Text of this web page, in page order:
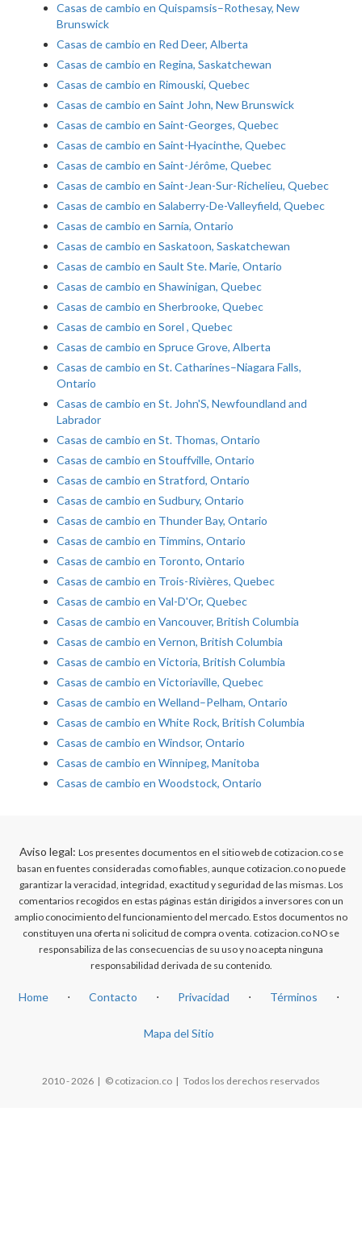
Casas de cambio en Quispamsis–Rothesay, New
Brunswick
Casas de cambio en Red Deer, Alberta
Casas de cambio en Regina, Saskatchewan
Casas de cambio en Rimouski, Quebec
Casas de cambio en Saint John, New Brunswick
Casas de cambio en Saint-Georges, Quebec
Casas de cambio en Saint-Hyacinthe, Quebec
Casas de cambio en Saint-Jérôme, Quebec
Casas de cambio en Saint-Jean-Sur-Richelieu, Quebec
Casas de cambio en Salaberry-De-Valleyfield, Quebec
Casas de cambio en Sarnia, Ontario
Casas de cambio en Saskatoon, Saskatchewan
Casas de cambio en Sault Ste. Marie, Ontario
Casas de cambio en Shawinigan, Quebec
Casas de cambio en Sherbrooke, Quebec
Casas de cambio en Sorel , Quebec
Casas de cambio en Spruce Grove, Alberta
Casas de cambio en St. Catharines–Niagara Falls,
Ontario
Casas de cambio en St. John'S, Newfoundland and
Labrador
Casas de cambio en St. Thomas, Ontario
Casas de cambio en Stouffville, Ontario
Casas de cambio en Stratford, Ontario
Casas de cambio en Sudbury, Ontario
Casas de cambio en Thunder Bay, Ontario
Casas de cambio en Timmins, Ontario
Casas de cambio en Toronto, Ontario
Casas de cambio en Trois-Rivières, Quebec
Casas de cambio en Val-D'Or, Quebec
Casas de cambio en Vancouver, British Columbia
Casas de cambio en Vernon, British Columbia
Casas de cambio en Victoria, British Columbia
Casas de cambio en Victoriaville, Quebec
Casas de cambio en Welland–Pelham, Ontario
Casas de cambio en White Rock, British Columbia
Casas de cambio en Windsor, Ontario
Casas de cambio en Winnipeg, Manitoba
Casas de cambio en Woodstock, Ontario
Aviso legal: Los presentes documentos en el sitio web de cotizacion.co se
basan en fuentes consideradas como fiables, aunque cotizacion.co no puede
garantizar la veracidad, integridad, exactitud y seguridad de las mismas. Los
comentarios recogidos en estas páginas están dirigidos a inversores con un
amplio conocimiento del funcionamiento del mercado. Estos documentos no
constituyen una oferta ni solicitud de compra o venta. cotizacion.co NO se
responsabiliza de las consecuencias de su uso y no acepta ninguna
responsabilidad derivada de su contenido.
Home ⋅ Contacto ⋅ Privacidad ⋅ Términos ⋅
Mapa del Sitio
2010 - 2026 | © cotizacion.co | Todos los derechos reservados